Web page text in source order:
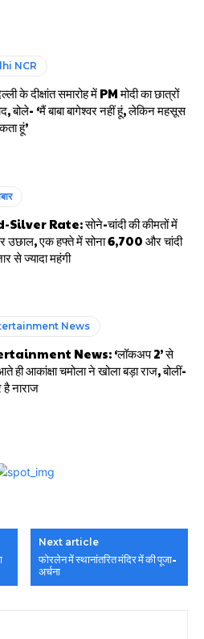
NCR
के दीक्षांत समारोह में PM मोदी का छात्रों
बोले- ‘मैं बाबा बागेश्वर नहीं हूं, लेकिन महसूस
हूं’
Silver Rate: सोने-चांदी की कीमतों में
उछाल, एक हफ्ते में सोना ₹6,700 और चांदी
से ज्यादा महंगी
News
News: ‘लॉकअप 2’ से
ही आकांक्षा चमोला ने खोला बड़ा राज, बोलीं-
है नाराज
Next article
फोरलेन में स्थानांतरित मंदिर में की पूजा-
अर्चना